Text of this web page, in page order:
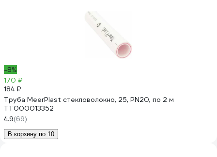
-8%
170 ₽
184 ₽
Труба MeerPlast стекловолокно, 25, PN20, по 2 м
ТТ000013352
4.9(69)
В корзину по 10